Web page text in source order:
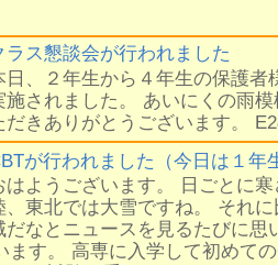
ラス懇談会が行われました
日、２年生から４年生の保護者
施されました。 あいにくの雨
だきありがとうございます。
が行われました（今日は１年
はようございます。 日ごとに
、東北では大雪ですね。 それ
だなとニュースを見るたびに思
ます。 高専に入学して初めて